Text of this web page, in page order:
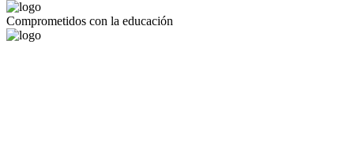
Comprometidos con la educación